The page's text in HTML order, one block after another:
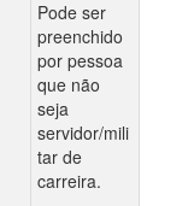
Pode ser
preenchido
por pessoa
que não
seja
servidor/mili
tar de
carreira.